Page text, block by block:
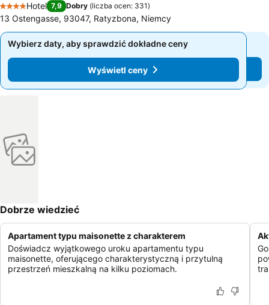
4 Kategoria
Hotel 7,9 Dobry (liczba ocen: 331)
13 Ostengasse, 93047, Ratyzbona, Niemcy
Wybierz daty, aby sprawdzić dokładne ceny
Wyświetl ceny
Wybierz daty, aby sprawdzić dokładne ceny
Wyświetl ceny
Dobrze wiedzieć
Apartament typu maisonette z charakterem
Doświadcz wyjątkowego uroku apartamentu typu
maisonette, oferującego charakterystyczną i przytulną
przestrzeń mieszkalną na kilku poziomach.